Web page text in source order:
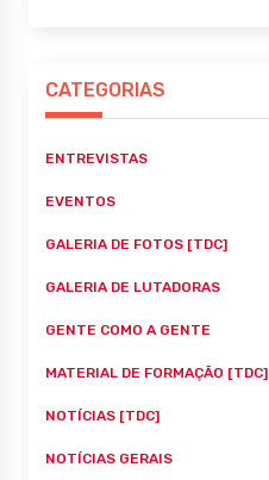
CATEGORIAS
ENTREVISTAS
EVENTOS
GALERIA DE FOTOS [TDC]
GALERIA DE LUTADORAS
GENTE COMO A GENTE
MATERIAL DE FORMAÇÃO [TDC]
NOTÍCIAS [TDC]
NOTÍCIAS GERAIS